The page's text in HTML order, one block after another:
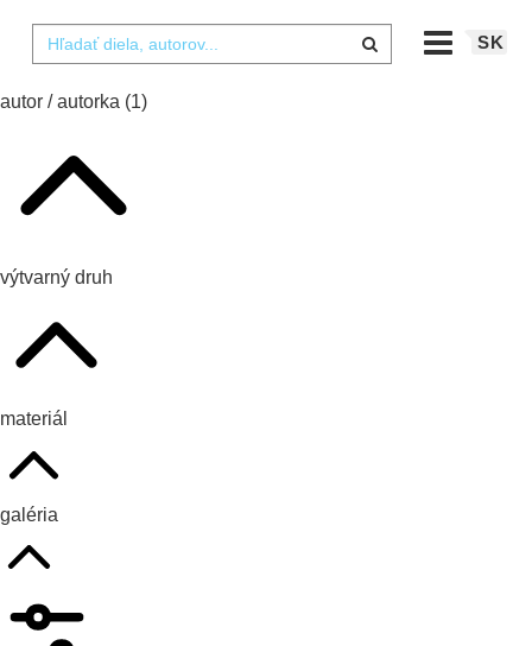
SK
autor / autorka (1)
výtvarný druh
materiál
galéria